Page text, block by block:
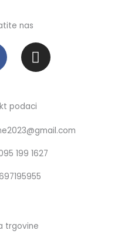
nas
I
n
s
a
g
r
a
m
podaci
199 1627
trgovine